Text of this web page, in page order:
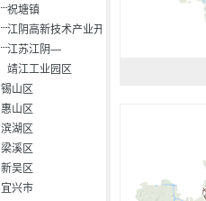
祝塘镇
江阴高新技术产业开发区
江苏江阴—
靖江工业园区
锡山区
惠山区
滨湖区
梁溪区
新吴区
宜兴市